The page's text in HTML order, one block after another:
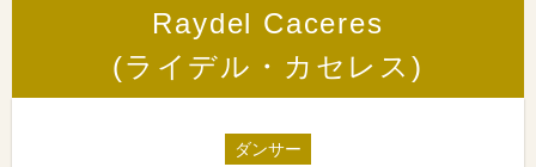
Raydel Caceres
(ライデル・カセレス)
ダンサー